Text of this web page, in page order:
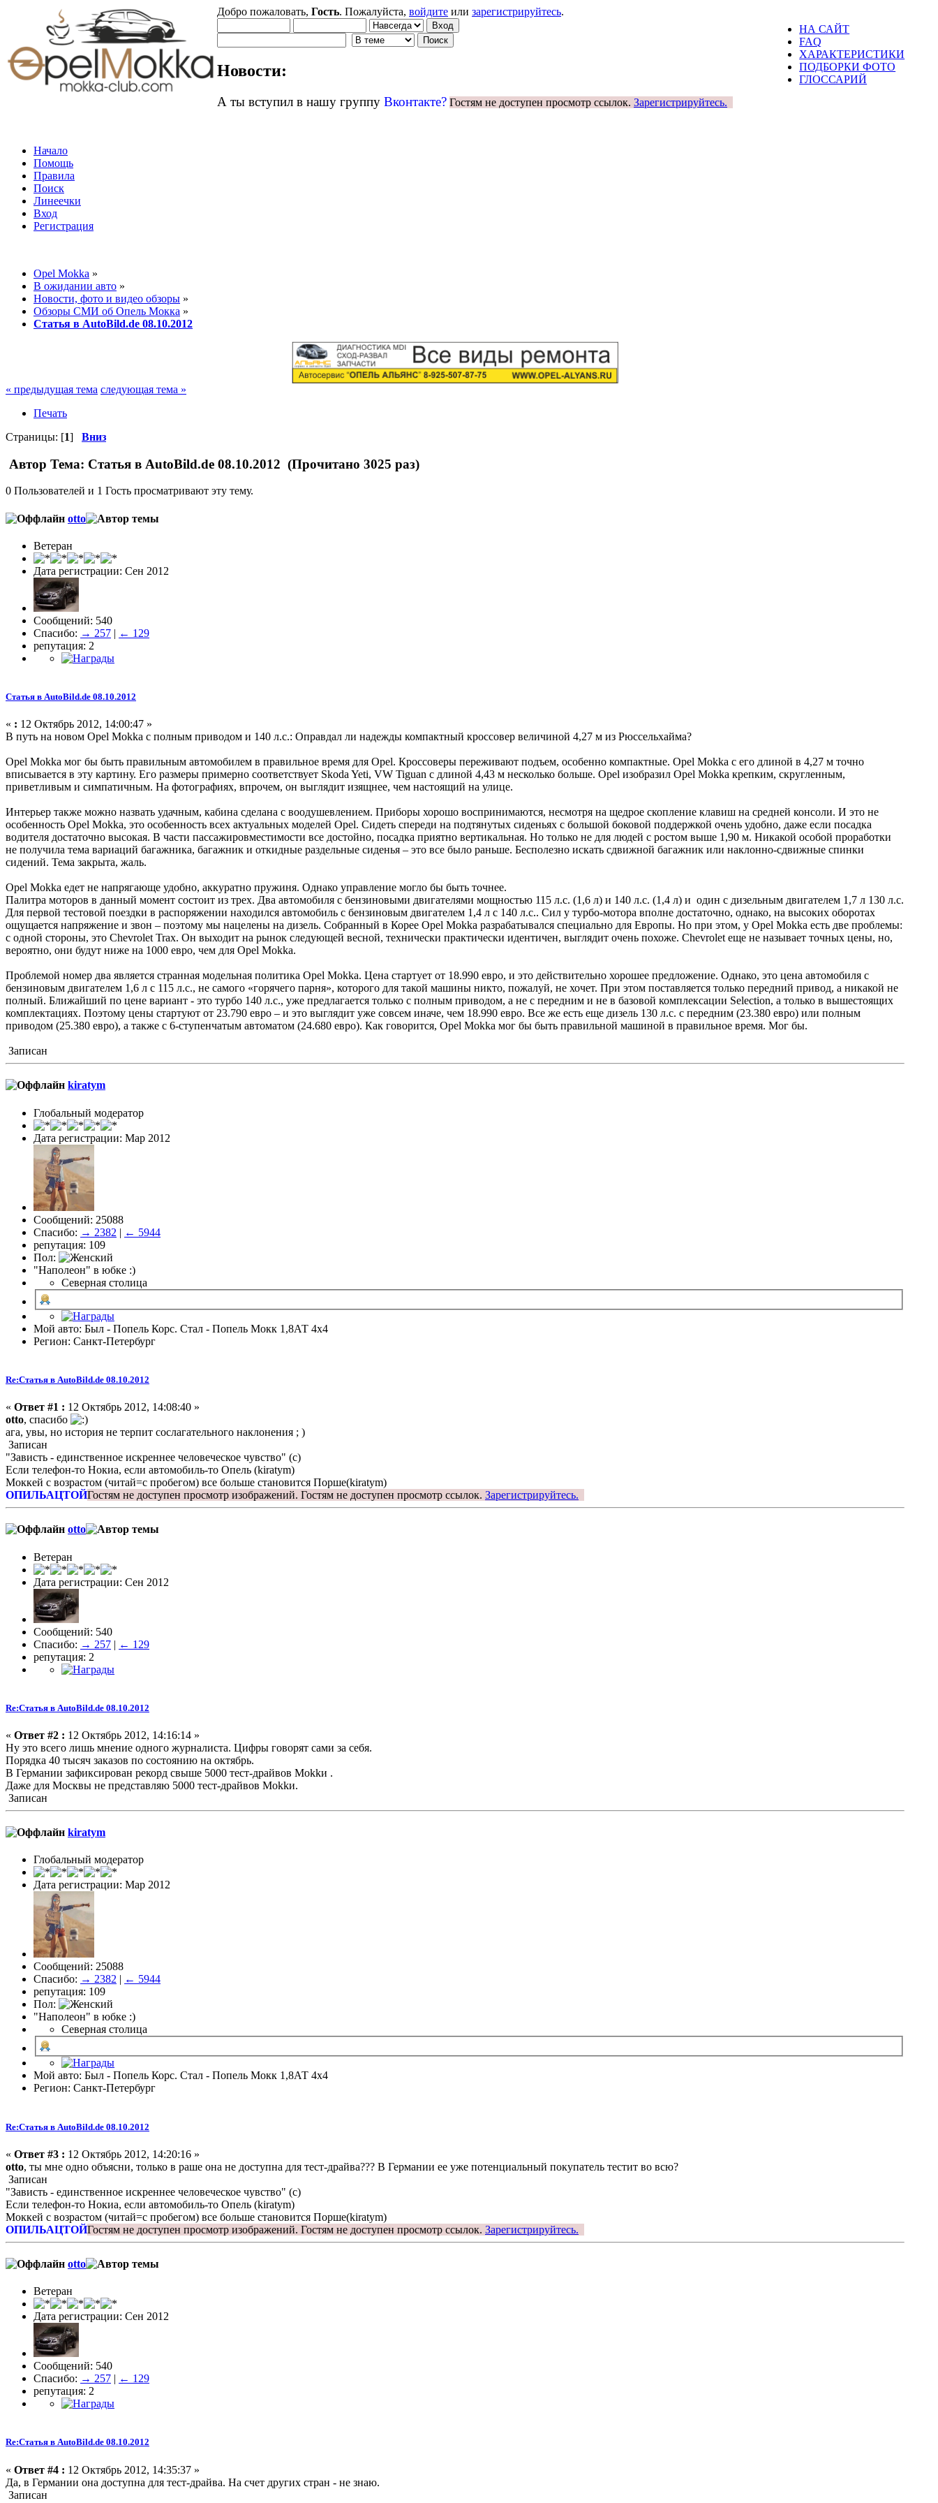
НА САЙТ
FAQ
ХАРАКТЕРИСТИКИ
ПОДБОРКИ ФОТО
ГЛОССАРИЙ
Добро пожаловать, Гость. Пожалуйста, войдите или зарегистрируйтесь.
Новости:
А ты вступил в нашу группу Вконтакте? Гостям не доступен просмотр ссылок. Зарегистрируйтесь.
Начало
Помощь
Правила
Поиск
Линеечки
Вход
Регистрация
Opel Mokka »
В ожидании авто »
Новости, фото и видео обзоры »
Обзоры СМИ об Опель Мокка »
Статья в AutoBild.de 08.10.2012
« предыдущая тема следующая тема »
Печать
Страницы: [1] Вниз
Автор Тема: Статья в AutoBild.de 08.10.2012 (Прочитано 3025 раз)
0 Пользователей и 1 Гость просматривают эту тему.
otto
Ветеран
Дата регистрации: Сен 2012
Сообщений: 540
Спасибо: → 257 | ← 129
репутация: 2
Статья в AutoBild.de 08.10.2012
« : 12 Октябрь 2012, 14:00:47 »
В путь на новом Opel Mokka с полным приводом и 140 л.с.: Оправдал ли надежды компактный кроссовер величиной 4,27 м из Рюссельхайма?
Opel Mokka мог бы быть правильным автомобилем в правильное время для Opel. Кроссоверы переживают подъем, особенно компактные. Opel Mokka с его длиной в 4,27 м точно
вписывается в эту картину. Его размеры примерно соответствует Skoda Yeti, VW Tiguan с длиной 4,43 м несколько больше. Opel изобразил Opel Mokka крепким, скругленным,
приветливым и симпатичным. На фотографиях, впрочем, он выглядит изящнее, чем настоящий на улице.
Интерьер также можно назвать удачным, кабина сделана с воодушевлением. Приборы хорошо воспринимаются, несмотря на щедрое скопление клавиш на средней консоли. И это не
особенность Opel Mokka, это особенность всех актуальных моделей Opel. Сидеть спереди на подтянутых сиденьях с большой боковой поддержкой очень удобно, даже если посадка
водителя достаточно высокая. В части пассажировместимости все достойно, посадка приятно вертикальная. Но только не для людей с ростом выше 1,90 м. Никакой особой проработки
не получила тема вариаций багажника, багажник и откидные раздельные сиденья – это все было раньше. Бесполезно искать сдвижной багажник или наклонно-сдвижные спинки
сидений. Тема закрыта, жаль.
Opel Mokka едет не напрягающе удобно, аккуратно пружиня. Однако управление могло бы быть точнее.
Палитра моторов в данный момент состоит из трех. Два автомобиля с бензиновыми двигателями мощностью 115 л.с. (1,6 л) и 140 л.с. (1,4 л) и один с дизельным двигателем 1,7 л 130 л.с.
Для первой тестовой поездки в распоряжении находился автомобиль с бензиновым двигателем 1,4 л с 140 л.с.. Сил у турбо-мотора вполне достаточно, однако, на высоких оборотах
ощущается напряжение и звон – поэтому мы нацелены на дизель. Собранный в Корее Opel Mokka разрабатывался специально для Европы. Но при этом, у Opel Mokka есть две проблемы:
с одной стороны, это Chevrolet Trax. Он выходит на рынок следующей весной, технически практически идентичен, выглядит очень похоже. Chevrolet еще не называет точных цены, но,
вероятно, они будут ниже на 1000 евро, чем для Opel Mokka.
Проблемой номер два является странная модельная политика Opel Mokka. Цена стартует от 18.990 евро, и это действительно хорошее предложение. Однако, это цена автомобиля с
бензиновым двигателем 1,6 л с 115 л.с., не самого «горячего парня», которого для такой машины никто, пожалуй, не хочет. При этом поставляется только передний привод, а никакой не
полный. Ближайший по цене вариант - это турбо 140 л.с., уже предлагается только с полным приводом, а не с передним и не в базовой комплексации Selection, а только в вышестоящих
комплектациях. Поэтому цены стартуют от 23.790 евро – и это выглядит уже совсем иначе, чем 18.990 евро. Все же есть еще дизель 130 л.с. с передним (23.380 евро) или полным
приводом (25.380 евро), а также с 6-ступенчатым автоматом (24.680 евро). Как говорится, Opel Mokka мог бы быть правильной машиной в правильное время. Мог бы.
Записан
kiratym
Глобальный модератор
Дата регистрации: Мар 2012
Сообщений: 25088
Спасибо: → 2382 | ← 5944
репутация: 109
Пол:
"Наполеон" в юбке :)
Северная столица
Мой авто: Был - Попель Корс. Стал - Попель Мокк 1,8АТ 4х4
Регион: Санкт-Петербург
Re:Статья в AutoBild.de 08.10.2012
« Ответ #1 : 12 Октябрь 2012, 14:08:40 »
otto, спасибо
ага, увы, но история не терпит сослагательного наклонения ; )
Записан
"Зависть - единственное искреннее человеческое чувство" (с)
Если телефон-то Нокиа, если автомобиль-то Опель (kiratym)
Моккей с возрастом (читай=с пробегом) все больше становится Порше(kiratym)
ОПИЛЬАЦТОЙГостям не доступен просмотр изображений. Гостям не доступен просмотр ссылок. Зарегистрируйтесь.
otto
Ветеран
Дата регистрации: Сен 2012
Сообщений: 540
Спасибо: → 257 | ← 129
репутация: 2
Re:Статья в AutoBild.de 08.10.2012
« Ответ #2 : 12 Октябрь 2012, 14:16:14 »
Ну это всего лишь мнение одного журналиста. Цифры говорят сами за себя.
Порядка 40 тысяч заказов по состоянию на октябрь.
В Германии зафиксирован рекорд свыше 5000 тест-драйвов Mokkи .
Даже для Москвы не представляю 5000 тест-драйвов Mokkи.
Записан
kiratym
Глобальный модератор
Дата регистрации: Мар 2012
Сообщений: 25088
Спасибо: → 2382 | ← 5944
репутация: 109
Пол:
"Наполеон" в юбке :)
Северная столица
Мой авто: Был - Попель Корс. Стал - Попель Мокк 1,8АТ 4х4
Регион: Санкт-Петербург
Re:Статья в AutoBild.de 08.10.2012
« Ответ #3 : 12 Октябрь 2012, 14:20:16 »
otto, ты мне одно объясни, только в раше она не доступна для тест-драйва??? В Германии ее уже потенциальный покупатель тестит во всю?
Записан
"Зависть - единственное искреннее человеческое чувство" (с)
Если телефон-то Нокиа, если автомобиль-то Опель (kiratym)
Моккей с возрастом (читай=с пробегом) все больше становится Порше(kiratym)
ОПИЛЬАЦТОЙГостям не доступен просмотр изображений. Гостям не доступен просмотр ссылок. Зарегистрируйтесь.
otto
Ветеран
Дата регистрации: Сен 2012
Сообщений: 540
Спасибо: → 257 | ← 129
репутация: 2
Re:Статья в AutoBild.de 08.10.2012
« Ответ #4 : 12 Октябрь 2012, 14:35:37 »
Да, в Германии она доступна для тест-драйва. На счет других стран - не знаю.
Записан